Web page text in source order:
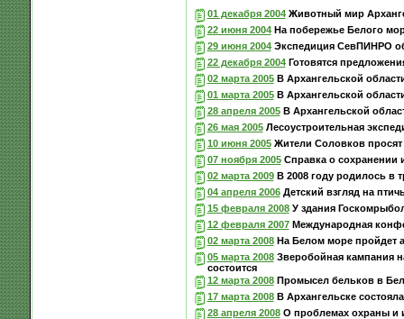
01 декабря 2004Животный мир
22 июня 2004На побережье Белого
29 июня 2004Экспедиция СевПИНРО
22 декабря 2004Готовятся
02 марта 2005В Архангельской
01 марта 2005В Архангельской
28 апреля 2005В Архангельской
26 мая 2005Лесоустроительная
10 июня 2005Жители Соловков просят
07 ноября 2005Справка о сохранении
02 марта 2009В 2008 году родилось в
04 апреля 2006Детский взгляд на
15 февраля 2008У здания
12 февраля 2007Международная
02 марта 2008На Белом море пройдет
05 марта 2008Зверобойная кампания
состоится
12 марта 2008Промысел бельков в
17 марта 2008В Архангельске
28 апреля 2008О проблемах охраны и